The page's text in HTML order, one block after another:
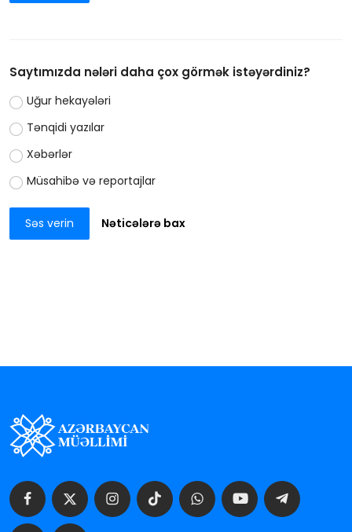
Saytımızda nələri daha çox görmək istəyərdiniz?
Uğur hekayələri
Tənqidi yazılar
Xəbərlər
Müsahibə və reportajlar
Səs verin Nəticələrə bax